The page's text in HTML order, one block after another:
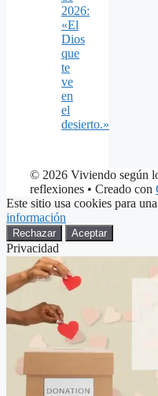
2026:
«El
Dios
que
te
ve
en
el
desierto.»
© 2026 Viviendo según
reflexiones • Creado con
Este sitio usa cookies para
información
Rechazar Aceptar
Privacidad